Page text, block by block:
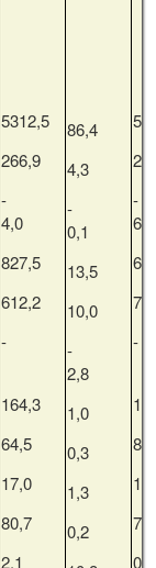
5312,5
266,9
-
4,0
827,5
612,2
-
164,3
64,5
17,0
80,7
2,1
86,4
4,3
-
0,1
13,5
10,0
-
2,8
1,0
0,3
1,3
0,2
6,1
89
0,1